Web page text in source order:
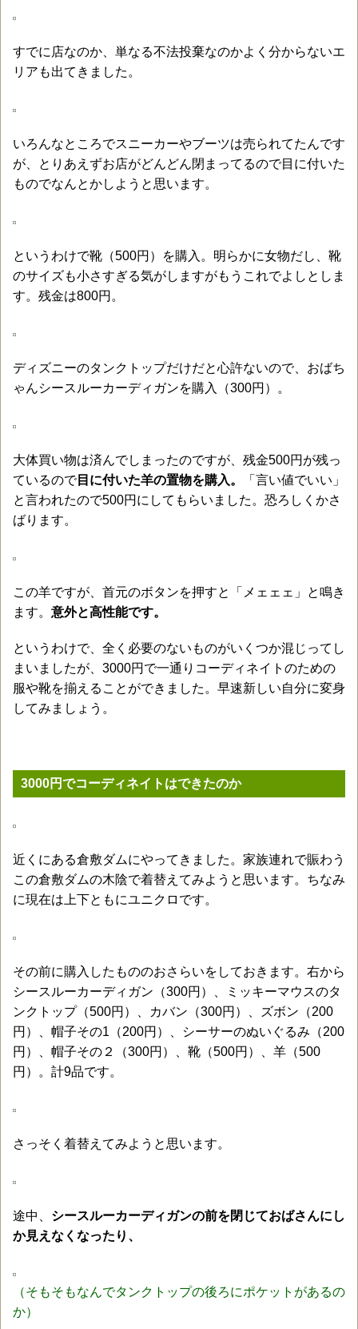
すでに店なのか、単なる不法投棄なのかよく分からないエ
リアも出てきました。
いろんなところでスニーカーやブーツは売られてたんです
が、とりあえずお店がどんどん閉まってるので目に付いた
ものでなんとかしようと思います。
というわけで靴（500円）を購入。明らかに女物だし、靴
のサイズも小さすぎる気がしますがもうこれでよしとしま
す。残金は800円。
ディズニーのタンクトップだけだと心許ないので、おばち
ゃんシースルーカーディガンを購入（300円）。
大体買い物は済んでしまったのですが、残金500円が残っ
ているので目に付いた羊の置物を購入。
「言い値でいい」
と言われたので500円にしてもらいました。恐ろしくかさ
ばります。
この羊ですが、首元のボタンを押すと「メェェェ」と鳴き
ます。 意外と高性能です。
というわけで、全く必要のないものがいくつか混じってし
まいましたが、3000円で一通りコーディネイトのための
服や靴を揃えることができました。早速新しい自分に変身
してみましょう。
3000円でコーディネイトはできたのか
近くにある倉敷ダムにやってきました。家族連れで賑わう
この倉敷ダムの木陰で着替えてみようと思います。ちなみ
に現在は上下ともにユニクロです。
その前に購入したもののおさらいをしておきます。右から
シースルーカーディガン（300円）、ミッキーマウスのタ
ンクトップ（500円）、カバン（300円）、ズボン（200
円）、帽子その1（200円）、シーサーのぬいぐるみ（200
円）、帽子その２（300円）、靴（500円）、羊（500
円）。計9品です。
さっそく着替えてみようと思います。
途中、 シースルーカーディガンの前を閉じておばさんにし
か見えなくなったり、
（そもそもなんでタンクトップの後ろにポケットがあるの
か）